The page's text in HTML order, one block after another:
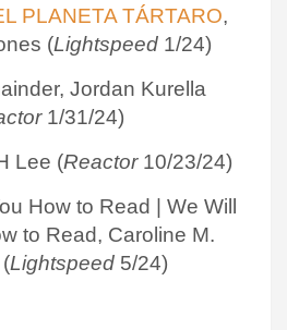
PLANETA TÁRTARO,
(Lightspeed1/24)
Jordan Kurella
1/31/24)
Lee (Reactor10/23/24)
How to Read | We Will
to Read, Caroline M.
Lightspeed 5/24)